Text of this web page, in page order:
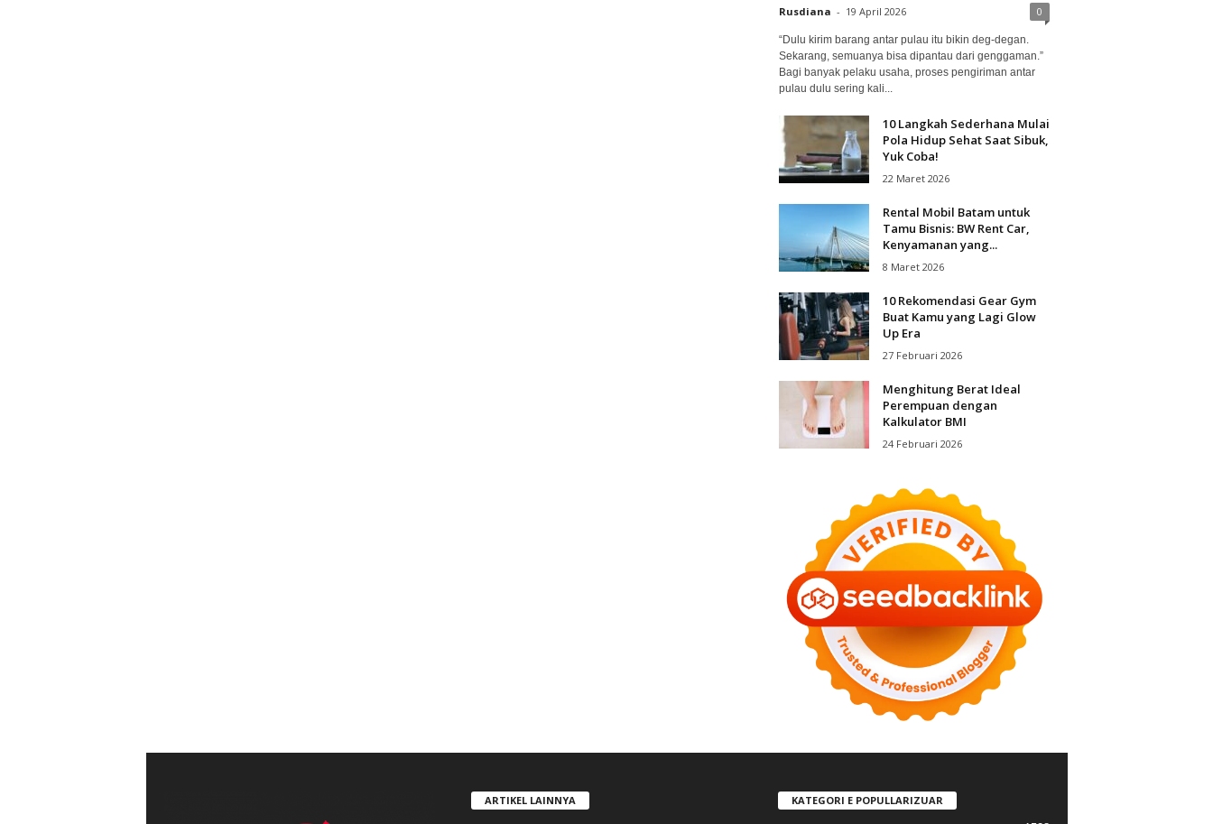
Rusdiana - 19 April 2026 0
“Dulu kirim barang antar pulau itu bikin deg-degan.
Sekarang, semuanya bisa dipantau dari genggaman.”
Bagi banyak pelaku usaha, proses pengiriman antar
pulau dulu sering kali...
10 Langkah Sederhana Mulai
Pola Hidup Sehat Saat Sibuk,
Yuk Coba!
22 Maret 2026
Rental Mobil Batam untuk
Tamu Bisnis: BW Rent Car,
Kenyamanan yang...
8 Maret 2026
10 Rekomendasi Gear Gym
Buat Kamu yang Lagi Glow
Up Era
27 Februari 2026
Menghitung Berat Ideal
Perempuan dengan
Kalkulator BMI
24 Februari 2026
ARTIKEL LAINNYA KATEGORI E POPULLARIZUAR